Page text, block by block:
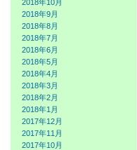
2018年10月
2018年9月
2018年8月
2018年7月
2018年6月
2018年5月
2018年4月
2018年3月
2018年2月
2018年1月
2017年12月
2017年11月
2017年10月